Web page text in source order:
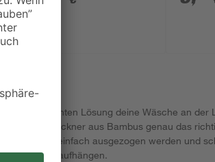
und eleganten Lösung deine Wäsche an der
Wäschetrockner aus Bambus genau das
bei Bedarf einfach ausgezogen werden und
aufhängen.